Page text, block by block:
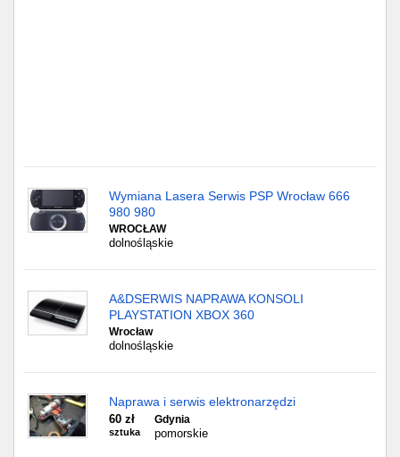
Wymiana Lasera Serwis PSP Wrocław 666
980 980
WROCŁAW
dolnośląskie
A&DSERWIS NAPRAWA KONSOLI
PLAYSTATION XBOX 360
Wrocław
dolnośląskie
Naprawa i serwis elektronarzędzi
60 zł
sztuka
Gdynia
pomorskie